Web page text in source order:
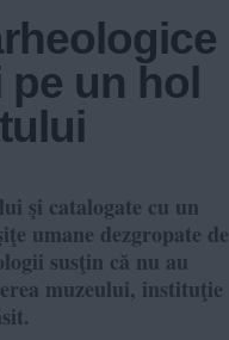
pe un hol
şi catalogate cu un
umane dezgropate de
susţin că nu au
muzeului, instituţie